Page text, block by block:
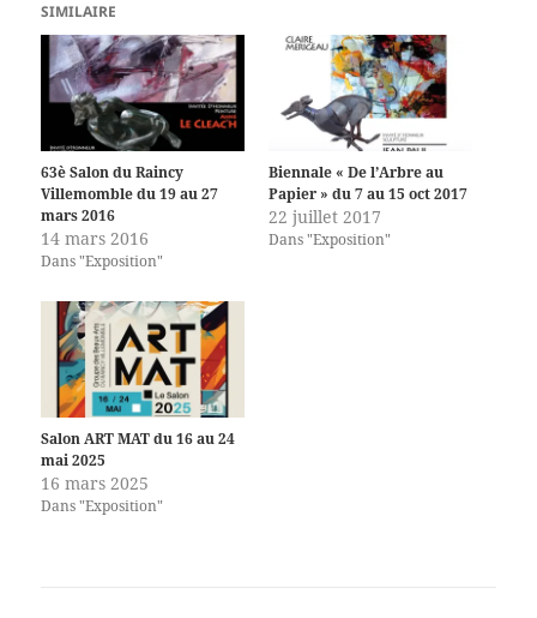
SIMILAIRE
63è Salon du Raincy
Villemomble du 19 au 27
mars 2016
14 mars 2016
Dans "Exposition"
Biennale « De l’Arbre au
Papier » du 7 au 15 oct 2017
22 juillet 2017
Dans "Exposition"
Salon ART MAT du 16 au 24
mai 2025
16 mars 2025
Dans "Exposition"